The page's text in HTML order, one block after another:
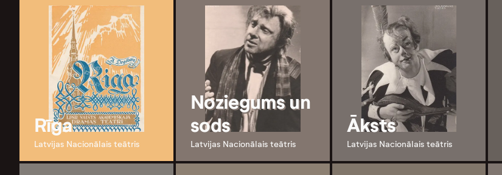
Rīga
Latvijas Nacionālais teātris
Noziegums un
sods
Latvijas Nacionālais teātris
Āksts
Latvijas Nacionālais teātris